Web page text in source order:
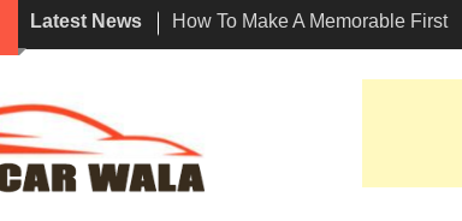
Latest News
How To Make A Memorable First
Impression With A Lamborghini
vuokraus Los Angelesissa?
ajoneuvojen kuljetuspalveluissa
Viehättävyyden paljastaminen:
Honda Navi on suosittu valinta